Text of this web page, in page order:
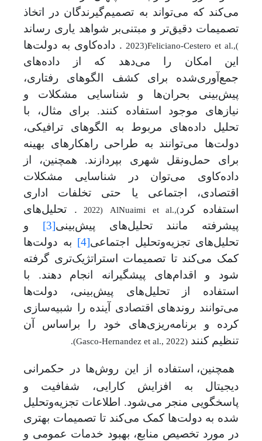
می‌کند که می‌تواند به تصمیم‌گیرندگان در اتخاذ
تصمیمات دقیق‌تر و مبتنی‌بر شواهد یاری رساند
(
Feliciano-Cestero et al.,
2023) . داده‌کاوی به دولت‌ها
این امکان را می‌دهد که از داده‌های
جمع‌آوری‌شده برای کشف الگوهای رفتاری،
پیش‌بینی بحران‌ها و شناسایی مشکلات و
نیازهای موجود استفاده کنند. برای مثال، با
تحلیل داده‌های مربوط به الگوهای ترافیکی،
دولت‌ها می‌توانند به طراحی راهکارهای بهینه
برای حمل‌ونقل شهری بپردازند. همچنین، از
داده‌کاوی می‌توان در شناسایی مشکلات
اقتصادی، اجتماعی یا حتی تخلفات اداری
استفاده کرد(
AlNuaimi et al.,
2022) . تحلیل‌های
پیشرفته مانند تحلیل‌های پیش‌بینی[3] و
تحلیل‌های تجزیه‌وتحلیل اجتماعی[4] به دولت‌ها
کمک می‌کند تا تصمیمات استراتژیک‌تری گرفته
شود و اقدام‌های پیشگیرانه انجام دهند. با
استفاده از تحلیل‌های پیش‌بینی، دولت‌ها
می‌توانند روندهای اقتصادی آینده را شبیه‌سازی
کرده و برنامه‌ریزی‌های خود را براساس آن
تنظیم کنند .(Gasco-Hernandez et al., 2022)
همچنین، استفاده از این روش‌ها در حکمرانی
دیجیتال به افزایش کارایی، شفافیت و
پاسخگویی منجر می‌شود. اطلاعات تجزیه‌وتحلیل
‌شده به دولت‌ها کمک می‌کند تا تصمیمات بهتری
در مورد تخصیص منابع، بهبود خدمات عمومی و